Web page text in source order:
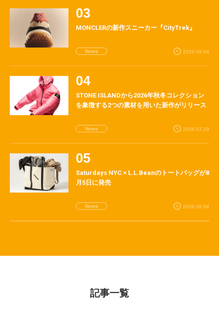
MONCLERの新作スニーカー『CityTrek』
News 2026.08.04
STONE ISLANDから2026年秋冬コレクション
を象徴する2つの素材を用いた新作がリリース
News 2026.07.29
Saturdays NYC × L.L.Beanのトートバッグが8
月5日に発売
News 2026.08.04
記事一覧